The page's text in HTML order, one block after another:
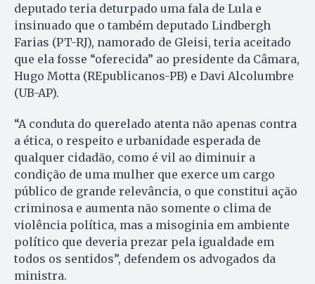
deputado teria deturpado uma fala de Lula e
insinuado que o também deputado Lindbergh
Farias (PT-RJ), namorado de Gleisi, teria aceitado
que ela fosse “oferecida” ao presidente da Câmara,
Hugo Motta (REpublicanos-PB) e Davi Alcolumbre
(UB-AP).
“A conduta do querelado atenta não apenas contra
a ética, o respeito e urbanidade esperada de
qualquer cidadão, como é vil ao diminuir a
condição de uma mulher que exerce um cargo
público de grande relevância, o que constitui ação
criminosa e aumenta não somente o clima de
violência política, mas a misoginia em ambiente
político que deveria prezar pela igualdade em
todos os sentidos”, defendem os advogados da
ministra.